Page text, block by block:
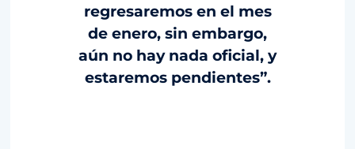
regresaremos en el mes
de enero, sin embargo,
aún no hay nada oficial, y
estaremos pendientes”.